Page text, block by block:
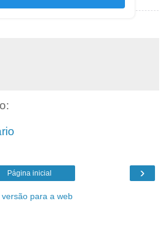
›
Página inicial
versão para a web